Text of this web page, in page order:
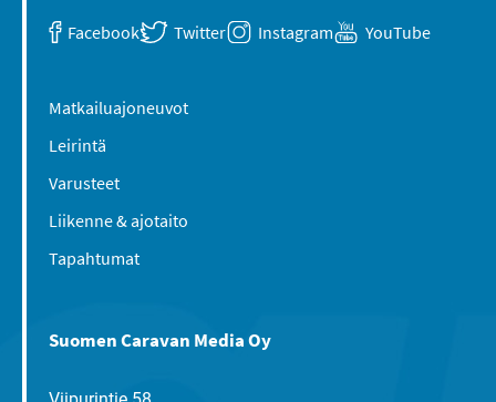
Facebook Twitter Instagram YouTube
Matkailuajoneuvot
Leirintä
Varusteet
Liikenne & ajotaito
Tapahtumat
Suomen Caravan Media Oy